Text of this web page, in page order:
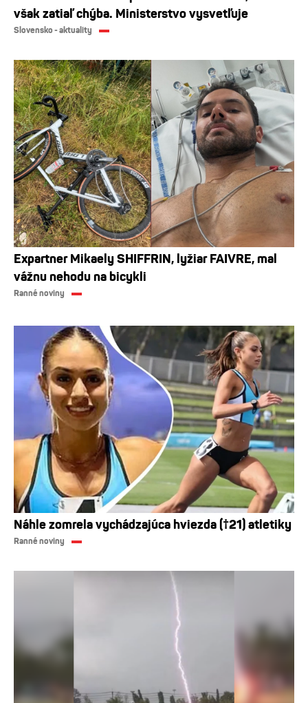
však zatiaľ chýba. Ministerstvo vysvetľuje
Slovensko - aktuality
Expartner Mikaely SHIFFRIN, lyžiar FAIVRE, mal
vážnu nehodu na bicykli
Ranné noviny
Náhle zomrela vychádzajúca hviezda (†21) atletiky
Ranné noviny